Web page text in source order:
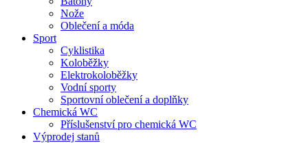
Nože
Oblečení a móda
Sport
Cyklistika
Koloběžky
Elektrokoloběžky
Vodní sporty
Sportovní oblečení a doplňky
Chemická WC
Příslušenství pro chemická WC
Výprodej stanů